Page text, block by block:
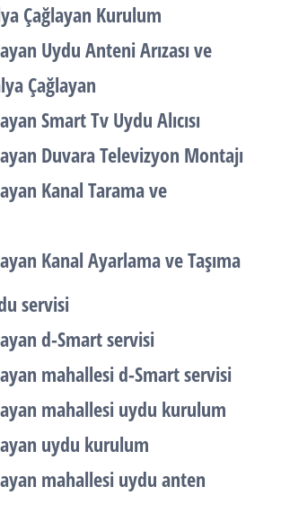
Çağlayan Kurulum
Uydu Anteni Arızası ve
Çağlayan
Smart Tv Uydu Alıcısı
Duvara Televizyon Montajı
Kanal Tarama ve
Kanal Ayarlama ve Taşıma
servisi
d-Smart servisi
mahallesi d-Smart servisi
mahallesi uydu kurulum
uydu kurulum
mahallesi uydu anten